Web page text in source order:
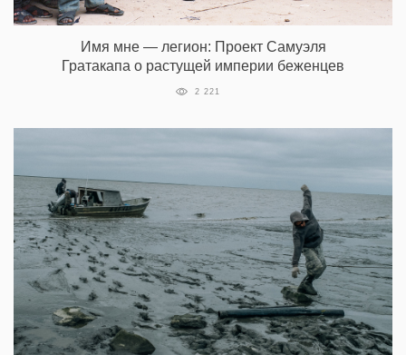
Имя мне — легион: Проект Самуэля
Гратакапа о растущей империи беженцев
2 221